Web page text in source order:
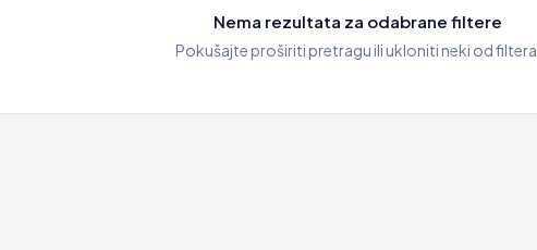
Nema rezultata za odabrane filtere
Pokušajte proširiti pretragu ili ukloniti neki od filtera.